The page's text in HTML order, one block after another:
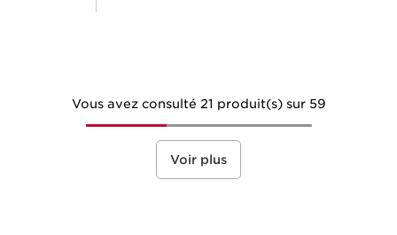
Vous avez consulté 21 produit(s) sur 59
Voir plus